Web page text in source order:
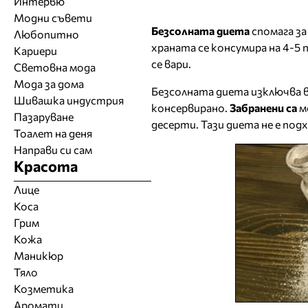
Безсолната диетаспомага
храната се консумира на 4-5
се вари.
Безсолната диета изключва
консервирано. Забранени са
десерти. Тази диета не е
Модни съвети
Любопитно
Кариери
Световна мода
Мода за дома
Шивашка индустрия
Пазаруване
Тоалет на деня
Направи си сам
Красота
Лице
Коса
Грим
Кожа
Маникюр
Тяло
Козметика
Аромати